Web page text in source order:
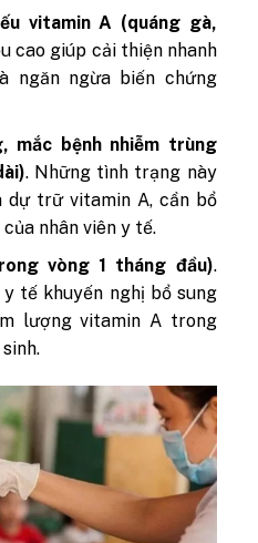
vitamin A (quáng gà,
cao giúp cải thiện nhanh
ngăn ngừa biến chứng
mắc bệnh nhiễm trùng
. Những tình trạng này
dự trữ vitamin A, cần bổ
nhân viên y tế.
vòng 1 tháng đầu).
tế khuyến nghị bổ sung
lượng vitamin A trong